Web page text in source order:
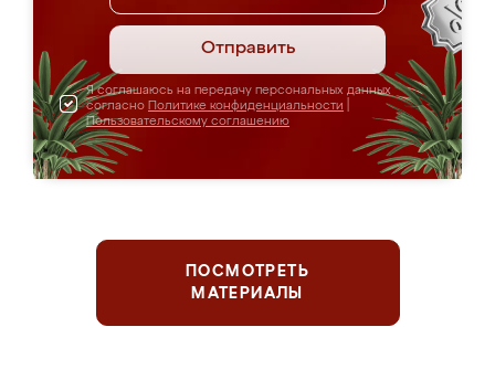
Отправить
Я соглашаюсь на передачу персональных данных
согласно Политике конфиденциальности
Пользовательскому соглашению
ПОСМОТРЕТЬ
МАТЕРИАЛЫ